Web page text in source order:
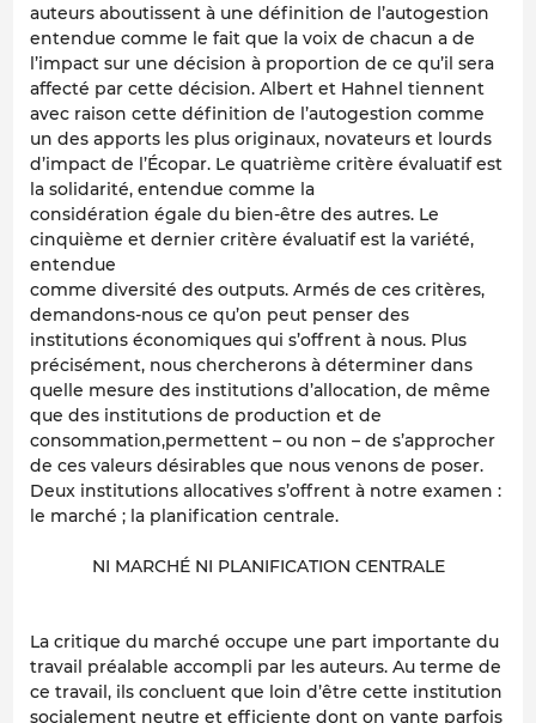
auteurs aboutissent à une définition de l’autogestion
entendue comme le fait que la voix de chacun a de
l’impact sur une décision à proportion de ce qu’il sera
affecté par cette décision. Albert et Hahnel tiennent
avec raison cette définition de l’autogestion comme
un des apports les plus originaux, novateurs et lourds
d’impact de l’Écopar. Le quatrième critère évaluatif est
la solidarité, entendue comme la
considération égale du bien-être des autres. Le
cinquième et dernier critère évaluatif est la variété,
entendue
comme diversité des outputs. Armés de ces critères,
demandons-nous ce qu’on peut penser des
institutions économiques qui s’offrent à nous. Plus
précisément, nous chercherons à déterminer dans
quelle mesure des institutions d’allocation, de même
que des institutions de production et de
consommation,permettent – ou non – de s’approcher
de ces valeurs désirables que nous venons de poser.
Deux institutions allocatives s’offrent à notre examen :
le marché ; la planification centrale.
NI MARCHÉ NI PLANIFICATION CENTRALE
La critique du marché occupe une part importante du
travail préalable accompli par les auteurs. Au terme de
ce travail, ils concluent que loin d’être cette institution
socialement neutre et efficiente dont on vante parfois